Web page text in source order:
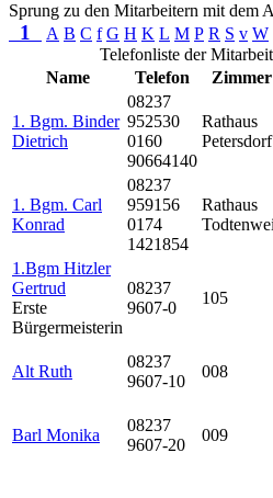
Sprung zu den Mitarbeitern mit dem
1 A B C f G H K L M P R S v W
Telefonliste der
Name
Telefon Zimmer
1. Bgm. Binder
Dietrich
08237
952530
0160
90664140
Rathaus
Petersdorf
1. Bgm. Carl
Konrad
08237
959156
0174
1421854
Rathaus
1.Bgm Hitzler
Gertrud
Erste
Bürgermeisterin
08237
9607-0
105
Alt Ruth
08237
9607-10
008
Barl Monika
08237
9607-20
009